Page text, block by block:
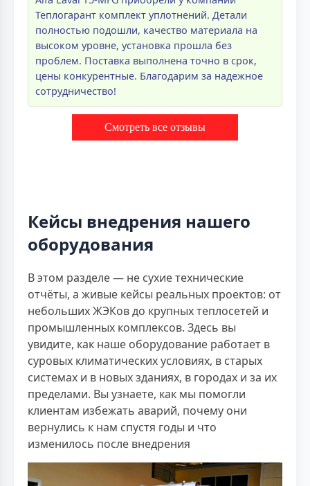
Теплогарант комплект уплотнений. Детали
полностью подошли, качество материала на
высоком уровне, установка прошла без
проблем. Поставка выполнена точно в срок,
цены конкурентные. Благодарим за надежное
сотрудничество!
Смотреть все отзывы
Кейсы внедрения нашего
оборудования
В этом разделе — не сухие технические
отчёты, а живые кейсы реальных проектов: от
небольших ЖЭКов до крупных теплосетей и
промышленных комплексов. Здесь вы
увидите, как наше оборудование работает в
суровых климатических условиях, в старых
системах и в новых зданиях, в городах и за их
пределами. Вы узнаете, как мы помогли
клиентам избежать аварий, почему они
вернулись к нам спустя годы и что
изменилось после внедрения